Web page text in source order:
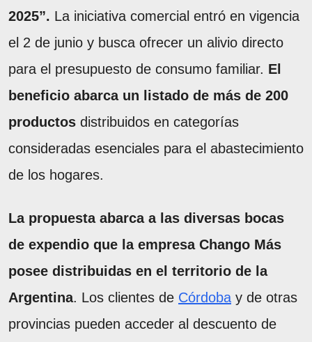
2025”. La iniciativa comercial entró en vigencia
el 2 de junio y busca ofrecer un alivio directo
para el presupuesto de consumo familiar. El
beneficio abarca un listado de más de 200
productos distribuidos en categorías
consideradas esenciales para el abastecimiento
de los hogares.
La propuesta abarca a las diversas bocas
de expendio que la empresa Chango Más
posee distribuidas en el territorio de la
Argentina. Los clientes de Córdoba y de otras
provincias pueden acceder al descuento de